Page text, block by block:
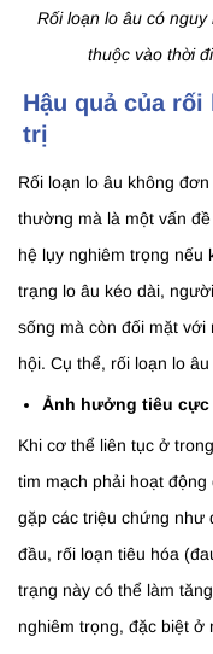
Rối loạn lo âu có
thuộc vào thời
Hậu quả của
trị
Rối loạn lo âu không
thường mà là một vấn
hệ lụy nghiêm trọng nếu
trạng lo âu kéo dài,
sống mà còn đối mặt với
hội. Cụ thể, rối loạn lo
Ảnh hưởng tiêu
Khi cơ thể liên tục ở
tim mạch phải hoạt
gặp các triệu chứng như
đầu, rối loạn tiêu hóa
trạng này có thể làm
nghiêm trọng, đặc biệt ở